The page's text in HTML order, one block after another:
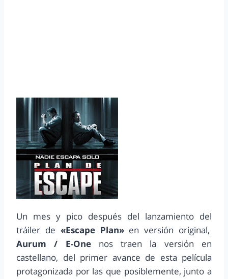
Un mes y pico después del lanzamiento del
tráiler de «Escape Plan»en versión original,
Aurum / E-Onenos traen
la versión en
castellano, del primer avance de esta película
protagonizada por las que posiblemente, junto a